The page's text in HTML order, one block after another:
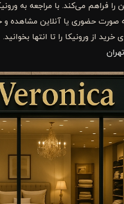
می‌کند. با مراجعه به
صورت حضوری یا آنلاین مشاهده و
از ورونیکا را تا انتها بخوانید.